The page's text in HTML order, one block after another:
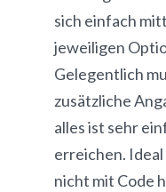
sich einfach
jeweiligen
Gelegentlich
zusätzliche
alles ist sehr
erreichen.
nicht mit Code